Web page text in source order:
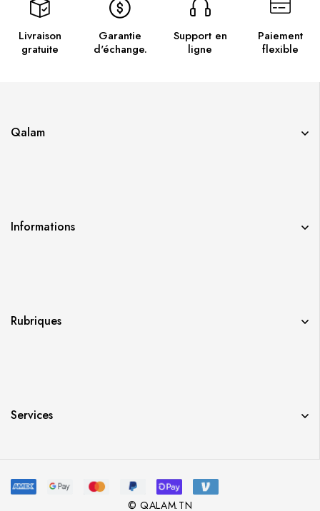
Livraison
gratuite
Garantie
d'échange.
Support en
ligne
Paiement
flexible
Qalam
Informations
Rubriques
Services
© QALAM.TN